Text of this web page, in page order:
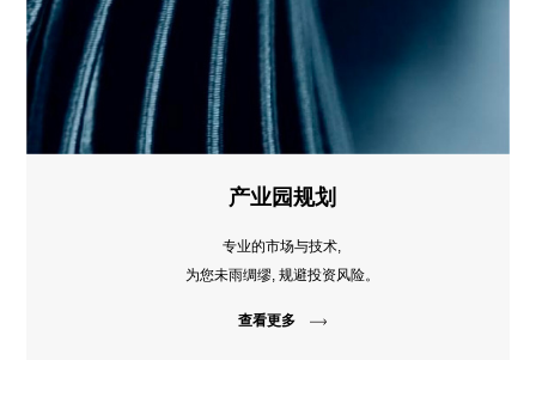
产业园规划
专业的市场与技术,
为您未雨绸缪, 规避投资风险。
查看更多